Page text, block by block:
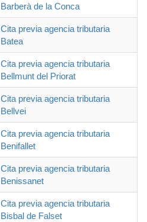
Barberà de la Conca
Cita previa agencia tributaria
Batea
Cita previa agencia tributaria
Bellmunt del Priorat
Cita previa agencia tributaria
Bellvei
Cita previa agencia tributaria
Benifallet
Cita previa agencia tributaria
Benissanet
Cita previa agencia tributaria
Bisbal de Falset